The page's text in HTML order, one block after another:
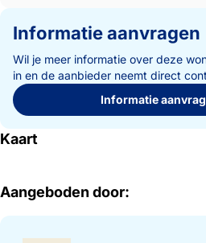
Informatie aanvragen
Wil je meer informatie over deze
in en de aanbieder neemt direct
Informatie
Kaart
Aangeboden door: